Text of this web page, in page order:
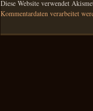
Diese Website verwendet
Kommentardaten verarbeitet